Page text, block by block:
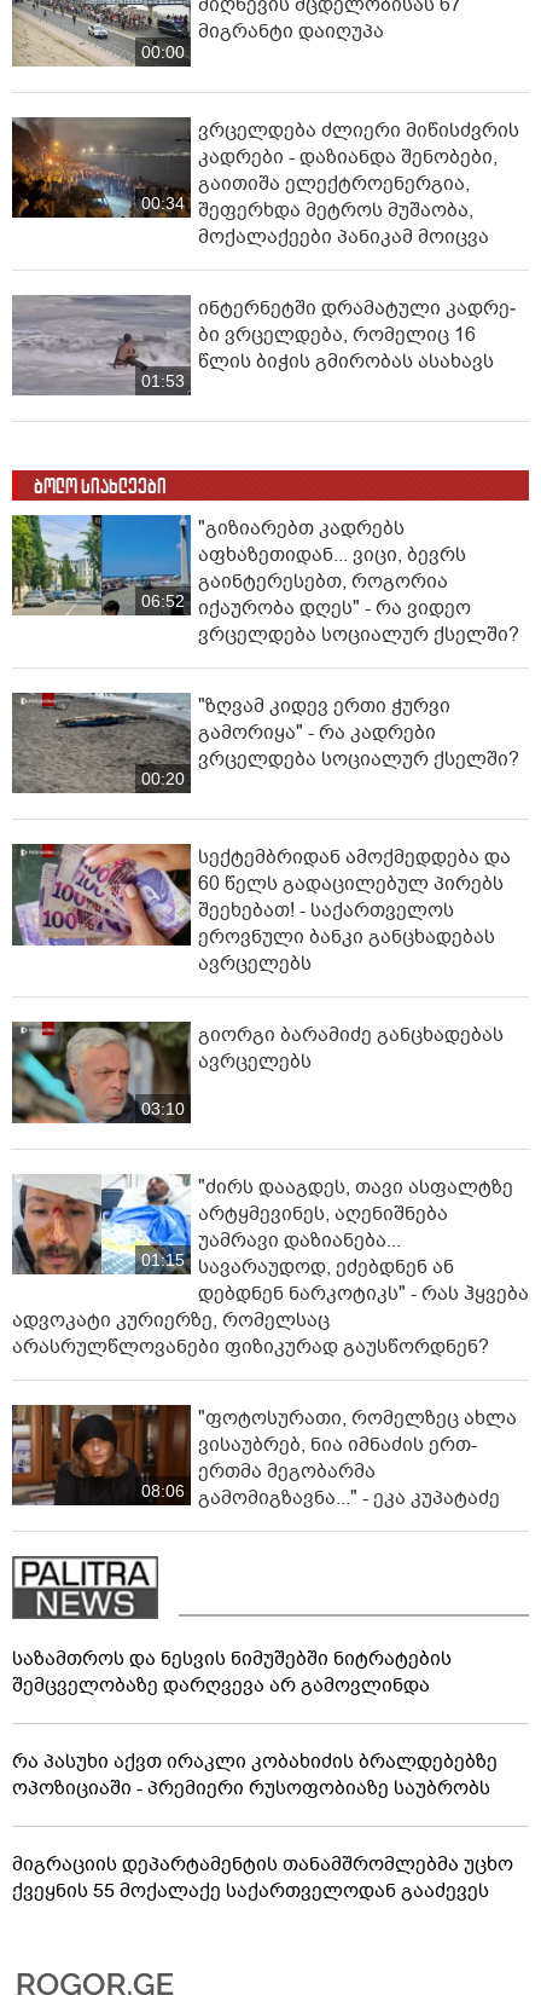
00:00
მიღწევის მცდელობისას 67
მიგრანტი დაიღუპა
00:34
ვრცელდება ძლიერი მიწისძვრის
კადრები - დაზიანდა შენობები,
გაითიშა ელექტროენერგია,
შეფერხდა მეტროს მუშაობა,
მოქალაქეები პანიკამ მოიცვა
01:53
ინ­ტერ­ნეტ­ში დრა­მა­ტუ­ლი კად­რე­
ბი ვრცელდება, რომელიც 16
წლის ბიჭის გმირობას ასახავს
ბოლო სიახლეები
06:52
"გიზიარებთ კადრებს
აფხაზეთიდან... ვიცი, ბევრს
გაინტერესებთ, როგორია
იქაურობა დღეს" - რა ვიდეო
ვრცელდება სოციალურ ქსელში?
00:20
"ზღვამ კიდევ ერთი ჭურვი
გამორიყა" - რა კადრები
ვრცელდება სოციალურ ქსელში?
სექტემბრიდან ამოქმედდება და
60 წელს გადაცილებულ პირებს
შეეხებათ! - საქართველოს
ეროვნული ბანკი განცხადებას
ავრცელებს
03:10
გიორგი ბარამიძე განცხადებას
ავრცელებს
01:15
"ძირს დააგდეს, თავი ასფალტზე
არტყმევინეს, აღენიშნება
უამრავი დაზიანება...
სავარაუდოდ, ეძებდნენ ან
დებდნენ ნარკოტიკს" - რას ჰყვება
ადვოკატი კურიერზე, რომელსაც
არასრულწლოვანები ფიზიკურად გაუსწორდნენ?
08:06
"ფოტოსურათი, რომელზეც ახლა
ვისაუბრებ, ნია იმნაძის ერთ-
ერთმა მეგობარმა
გამომიგზავნა..." - ეკა კუპატაძე
საზამთროს და ნესვის ნიმუშებში ნიტრატების
შემცველობაზე დარღვევა არ გამოვლინდა
რა პასუხი აქვთ ირაკლი კობახიძის ბრალდებებზე
ოპოზიციაში - პრემიერი რუსოფობიაზე საუბრობს
მიგრაციის დეპარტამენტის თანამშრომლებმა უცხო
ქვეყნის 55 მოქალაქე საქართველოდან გააძევეს